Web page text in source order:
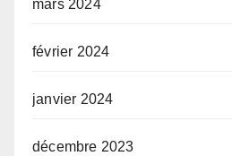
mars 2024
février 2024
janvier 2024
décembre 2023